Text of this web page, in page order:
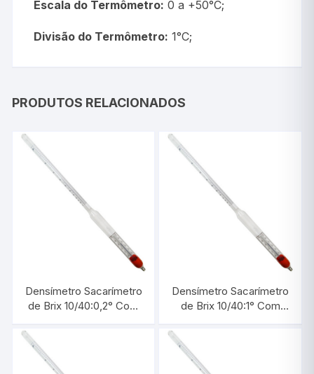
Escala do Termômetro: 0 a +50°C;
Divisão do Termômetro: 1°C;
PRODUTOS RELACIONADOS
Densímetro Sacarímetro
de Brix 10/40:0,2° Com
Densímetro Sacarímetro
de Brix 10/40:1° Com